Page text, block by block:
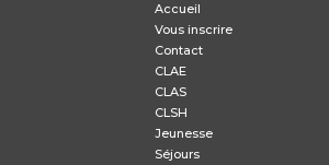
Accueil
Vous inscrire
Contact
CLAE
CLAS
CLSH
Jeunesse
Séjours